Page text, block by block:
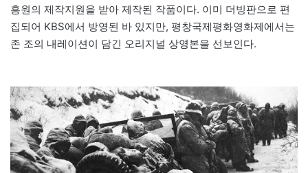
흥원의 제작지원을 받아 제작된 작품이다. 이미 더빙판으로 편
집되어 KBS에서 방영된 바 있지만, 평창국제평화영화제에서는
존 조의 내레이션이 담긴 오리지널 상영본을 선보인다.